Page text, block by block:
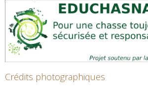
Crédits photographiques